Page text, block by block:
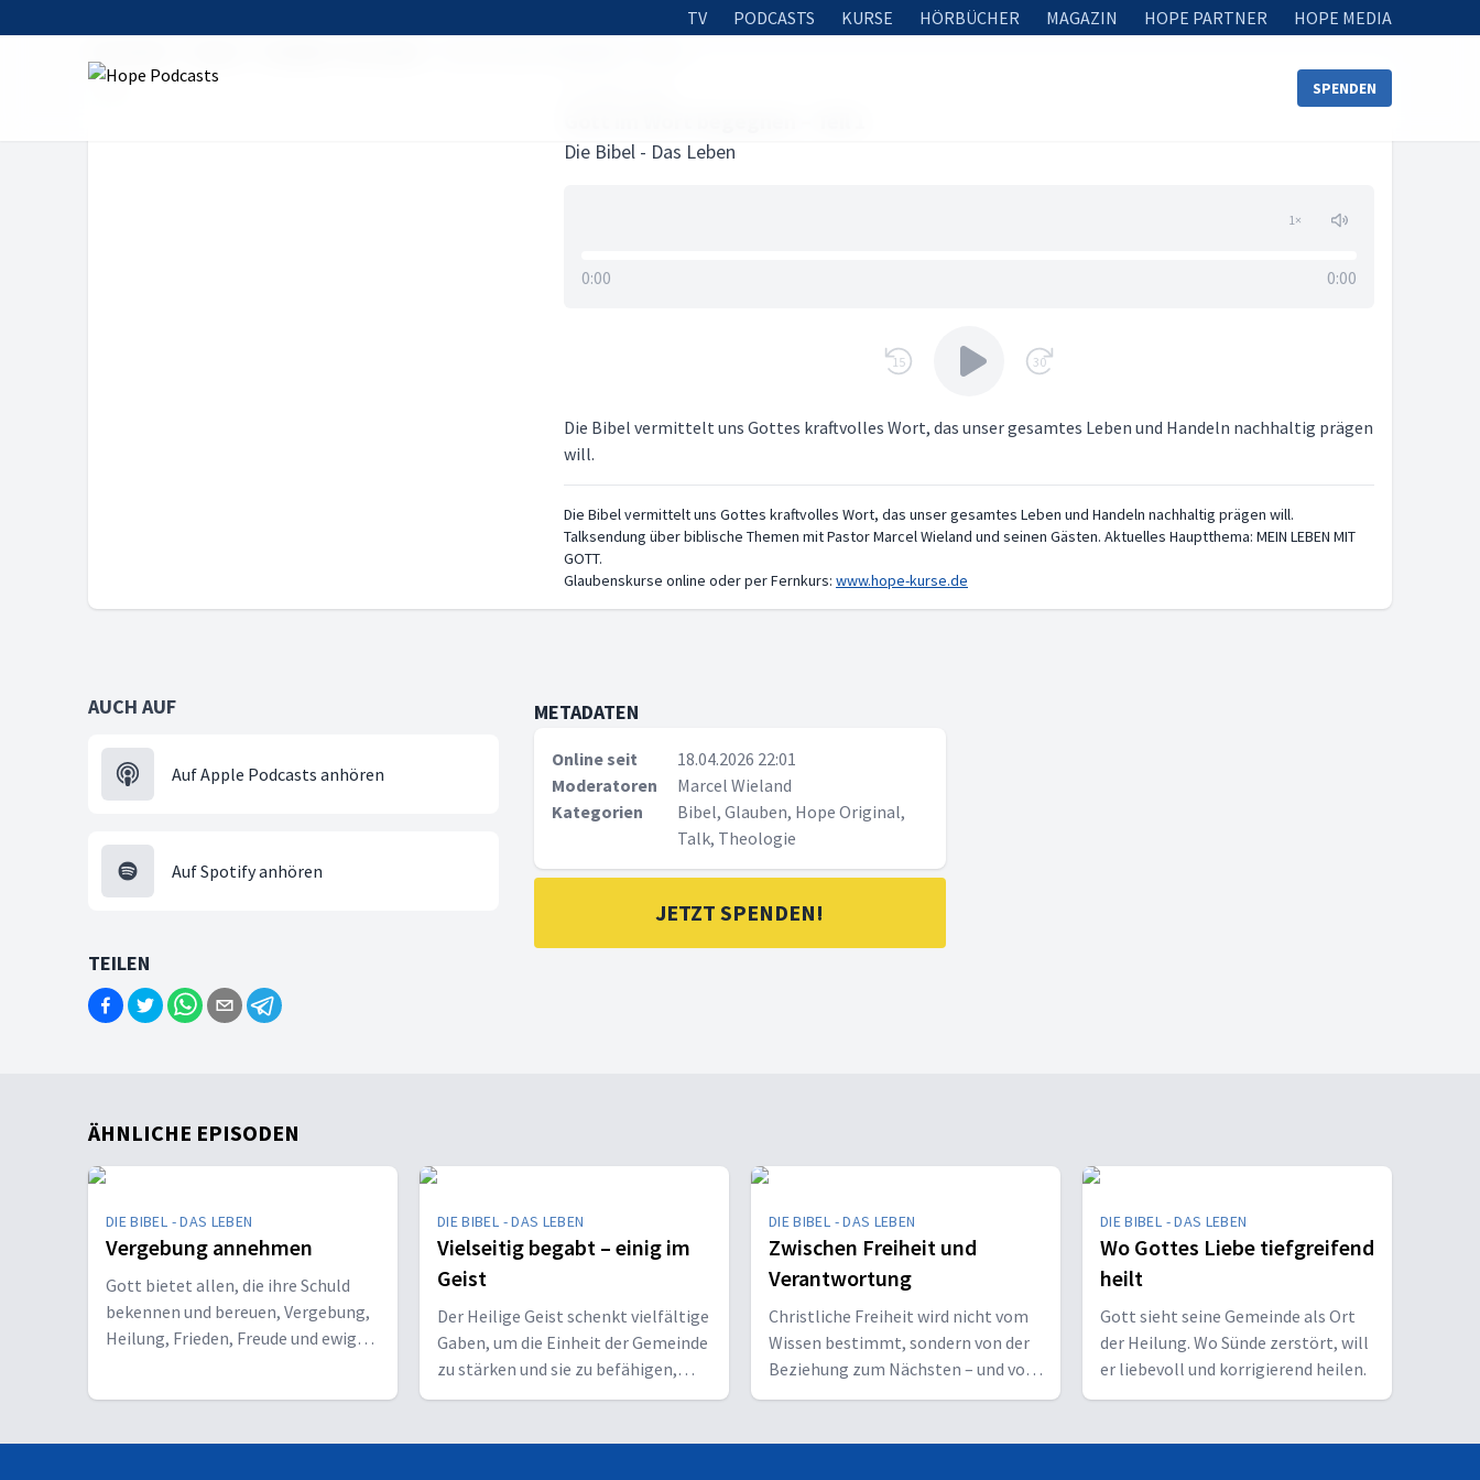
TV PODCASTS KURSE HÖRBÜCHER MAGAZIN HOPE PARTNER HOPE MEDIA
SPENDEN
Die Bibel - Das Leben
1×
0:00 0:00
15 30
Die Bibel vermittelt uns Gottes kraftvolles Wort, das unser gesamtes Leben und Handeln nachhaltig prägen
will.
Die Bibel vermittelt uns Gottes kraftvolles Wort, das unser gesamtes Leben und Handeln nachhaltig prägen will.
Talksendung über biblische Themen mit Pastor Marcel Wieland und seinen Gästen. Aktuelles Hauptthema: MEIN LEBEN MIT
GOTT.
Glaubenskurse online oder per Fernkurs: www.hope-kurse.de
AUCH AUF
Auf Apple Podcasts anhören
Auf Spotify anhören
METADATEN
Online seit
18.04.2026 22:01
Moderatoren
Marcel Wieland
Kategorien
Bibel, Glauben, Hope Original,
Talk, Theologie
JETZT SPENDEN!
TEILEN
ÄHNLICHE EPISODEN
DIE BIBEL - DAS LEBEN
Vergebung annehmen
Gott bietet allen, die ihre Schuld
bekennen und bereuen, Vergebung,
Heilung, Frieden, Freude und ewiges
DIE BIBEL - DAS LEBEN
Vielseitig begabt – einig im
Geist
Der Heilige Geist schenkt vielfältige
Gaben, um die Einheit der Gemeinde
zu stärken und sie zu befähigen,
Christus vor den Menschen zu
DIE BIBEL - DAS LEBEN
Zwischen Freiheit und
Verantwortung
Christliche Freiheit wird nicht vom
Wissen bestimmt, sondern von der
Beziehung zum Nächsten – und vom
Ziel, Gott zu ehren.
DIE BIBEL - DAS LEBEN
Wo Gottes Liebe tiefgreifend
heilt
Gott sieht seine Gemeinde als Ort
der Heilung. Wo Sünde zerstört, will
er liebevoll und korrigierend heilen.